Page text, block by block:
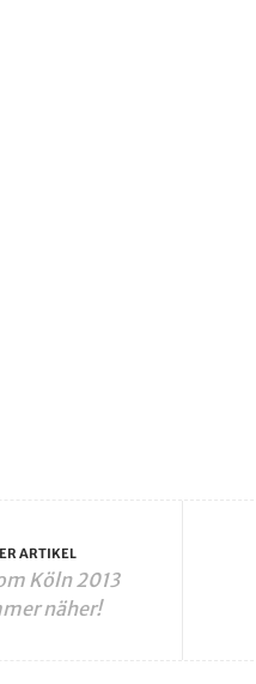
ARTIKEL
Köln 2013
näher!